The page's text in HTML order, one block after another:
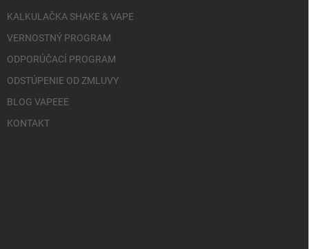
KALKULAČKA SHAKE & VAPE
VERNOSTNÝ PROGRAM
ODPORÚČACÍ PROGRAM
ODSTÚPENIE OD ZMLUVY
BLOG VAPEEE
KONTAKT